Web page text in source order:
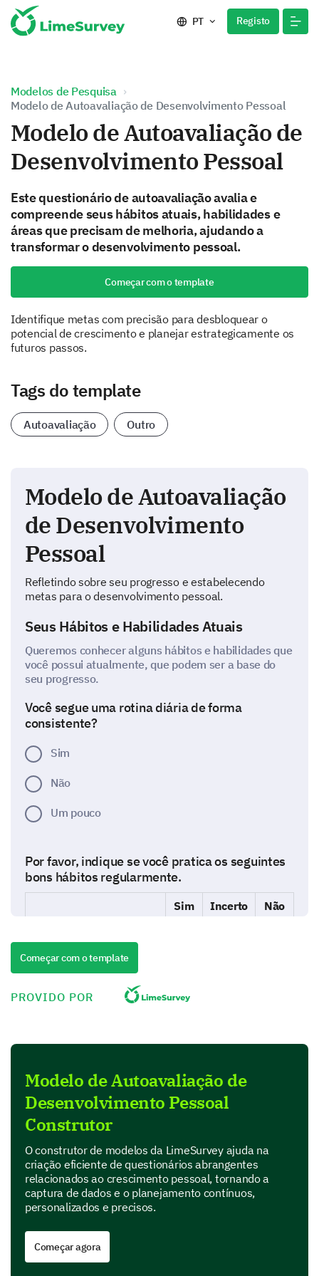
PT Registo
Modelos de Pesquisa
Modelo de Autoavaliação de Desenvolvimento Pessoal
Modelo de Autoavaliação de
Desenvolvimento Pessoal
Este questionário de autoavaliação avalia e
compreende seus hábitos atuais, habilidades e
áreas que precisam de melhoria, ajudando a
transformar o desenvolvimento pessoal.
Começar com o template
Identifique metas com precisão para desbloquear o
potencial de crescimento e planejar estrategicamente os
futuros passos.
Tags do template
Autoavaliação Outro
Modelo de Autoavaliação
de Desenvolvimento
Pessoal
Refletindo sobre seu progresso e estabelecendo
metas para o desenvolvimento pessoal.
Seus Hábitos e Habilidades Atuais
Queremos conhecer alguns hábitos e habilidades que
você possui atualmente, que podem ser a base do
seu progresso.
Você segue uma rotina diária de forma
consistente?
Sim
Não
Um pouco
Por favor, indique se você pratica os seguintes
bons hábitos regularmente.
Sim Incerto
Não
Exercício
Conhecer novas pessoas
Em uma escala de 1 a 10, quão proficiente você
é nas seguintes habilidades? (1 sendo não
proficiente, 10 sendo extremamente
proficiente)
Gerenciamento de tempo
Comunicação eficaz
Começar com o template
PROVIDO POR
Modelo de Autoavaliação de
Desenvolvimento Pessoal
Construtor
O construtor de modelos da LimeSurvey ajuda na
criação eficiente de questionários abrangentes
relacionados ao crescimento pessoal, tornando a
captura de dados e o planejamento contínuos,
personalizados e precisos.
Começar agora